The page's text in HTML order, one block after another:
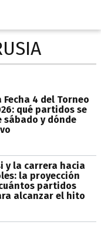
4 del Torneo
qué partidos se
sábado y dónde
y la carrera hacia
la proyección
partidos
alcanzar el hito